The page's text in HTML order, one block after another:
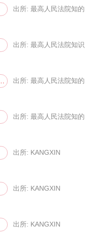
出所: 最高人民法院知的
出所: 最高人民法院知识
その他... 出所: 最高人民法院知的
出所: 最高人民法院知的
出所: KANGXIN
出所: KANGXIN
出所: KANGXIN